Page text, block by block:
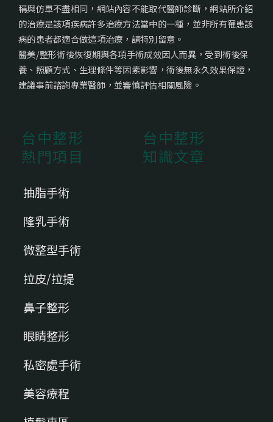
稱與仿單不盡相同，網站內容不能取代醫師診斷，網站所介紹
的治療是該項疾病許多治療方法當中的一種，並非所有罹患該
病的患者都適合做這項治療，請特別留意。
醫美/整形術後恢復期與各項手術成效因人而異，受到術後保
養、照顧方式、生理條件等因素影響，術後無永久效果保證，
建議事前諮詢專業醫師，並審慎評估相關風險。
台中整形
熱門項目
抽脂手術
隆乳手術
微整型手術
拉皮/拉提
鼻子整形
眼睛整形
私密處手術
美容療程
台中整形
知識文章